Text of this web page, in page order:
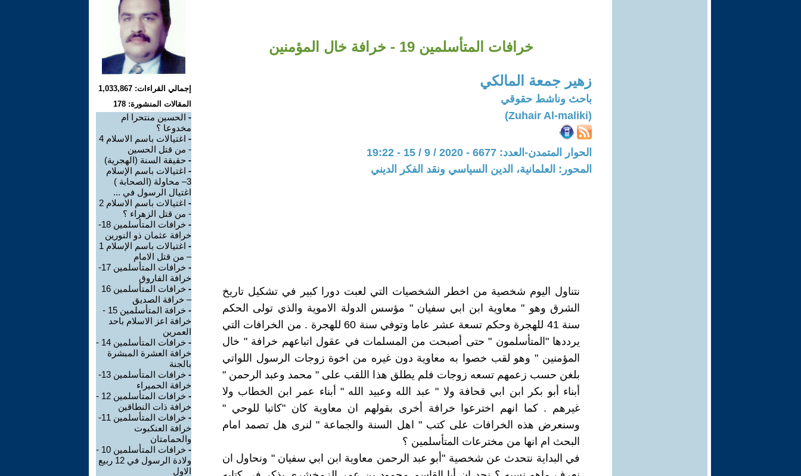
خرافات المتأسلمين 19 - خرافة خال المؤمنين
زهير جمعة المالكي
باحث وناشط حقوقي
(Zuhair Al-maliki)
الحوار المتمدن-العدد: 6677 - 2020 / 9 / 15 - 19:22
المحور: العلمانية، الدين السياسي ونقد الفكر الديني
نتناول اليوم شخصية من اخطر الشخصيات التي لعبت دورا كبير في تشكيل تاريخ
الشرق وهو " معاوية ابن ابي سفيان " مؤسس الدولة الاموية والذي تولى الحكم
سنة 41 للهجرة وحكم تسعة عشر عاما وتوفي سنة 60 للهجرة . من الخرافات التي
يرددها "المتأسلمون " حتى أصبحت من المسلمات في عقول اتباعهم خرافة " خال
المؤمنين " وهو لقب خصوا به معاوية دون غيره من اخوة زوجات الرسول اللواتي
بلغن حسب زعمهم تسعه زوجات فلم يطلق هذا اللقب على " محمد وعبد الرحمن "
أبناء أبو بكر ابن ابي قحافة ولا " عبد الله وعبيد الله " أبناء عمر ابن الخطاب ولا
غيرهم . كما انهم اخترعوا خرافة أخرى بقولهم ان معاوية كان "كاتبا للوحي "
وسنعرض هذه الخرافات على كتب " اهل السنة والجماعة " لنرى هل تصمد امام
البحث ام انها من مخترعات المتأسلمين ؟
في البداية نتحدث عن شخصية "أبو عبد الرحمن معاوية ابن ابي سفيان " ونحاول ان
إجمالي القراءات: 1,033,867
المقالات المنشورة: 178
- الحسين منتحرا ام
مخدوعا ؟
-
اغتيالات باسم الاسلام 4
- من قتل الحسين
- حقيقة السنة (الهجرية)
- اغتيالات باسم الإسلام
3– محاولة (الصحابة )
اغتيال الرسول في ...
-
اغتيالات باسم الاسلام 2
- من قتل الزهراء ؟
-
خرافات المتأسلمين 18-
خرافة عثمان ذو النورين
-
اغتيالات باسم الإسلام 1
– من قتل الامام
-
خرافات المتأسلمين 17-
خرافة الفاروق
-
خرافات المتأسلمين 16
– خرافة الصديق
-
خرافة المتأسلمين 15 -
خرافة اعز الاسلام باحد
العمرين
-
خرافات المتأسلمين 14 -
خرافة العشرة المبشرة
بالجنة
-
خرافات المتأسلمين 13-
خرافة الحميراء
-
خرافات المتأسلمين 12 -
خرافة ذات النطاقين
-
خرافات المتأسلمين 11-
خرافة العنكبوت
والحمامتان
-
خرافات المتأسلمين 10 -
ولادة الرسول في 12 ربيع
الاول